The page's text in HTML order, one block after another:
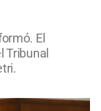
El
Tribunal